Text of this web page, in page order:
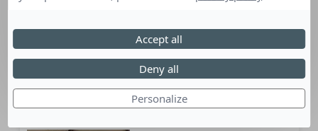
AXA ATOUT COEUR
Personalize
Deny all
Accept all